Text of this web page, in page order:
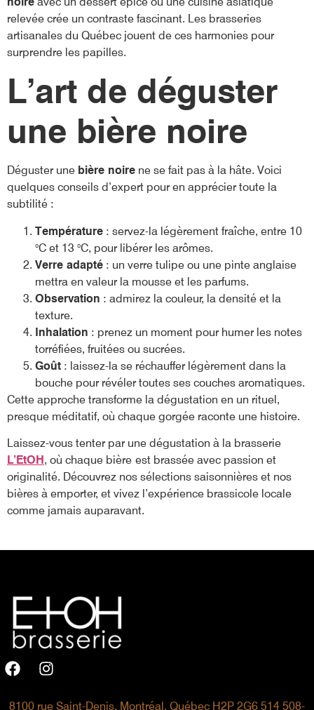
relevée crée un contraste fascinant. Les brasseries
artisanales du Québec jouent de ces harmonies pour
surprendre les papilles.
L’art de déguster
une bière noire
Déguster une bière noire ne se fait pas à la hâte. Voici
quelques conseils d’expert pour en apprécier toute la
subtilité :
Température : servez-la légèrement fraîche, entre 10
°C et 13 °C, pour libérer les arômes.
Verre adapté : un verre tulipe ou une pinte anglaise
mettra en valeur la mousse et les parfums.
Observation : admirez la couleur, la densité et la
texture.
Inhalation : prenez un moment pour humer les notes
torréfiées, fruitées ou sucrées.
Goût : laissez-la se réchauffer légèrement dans la
bouche pour révéler toutes ses couches aromatiques.
Cette approche transforme la dégustation en un rituel,
presque méditatif, où chaque gorgée raconte une histoire.
Laissez-vous tenter par une dégustation à la brasserie
L’EtOH, où chaque bière est brassée avec passion et
originalité. Découvrez nos sélections saisonnières et nos
bières à emporter, et vivez l’expérience brassicole locale
comme jamais auparavant.
8100 rue Saint-Denis, Montréal, Québec H2P 2G6 514 508-